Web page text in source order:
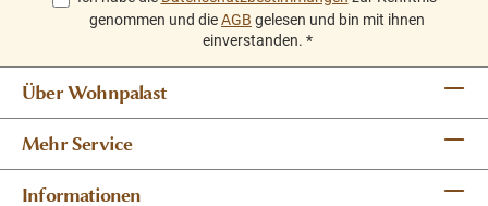
genommen und dieAGB gelesen und bin mit ihnen
einverstanden. *
Über Wohnpalast
Mehr Service
Informationen